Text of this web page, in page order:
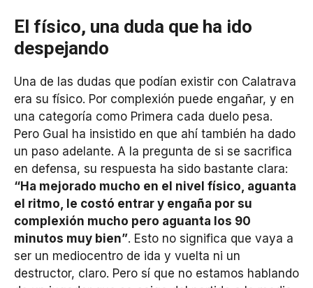
El físico, una duda que ha ido
despejando
Una de las dudas que podían existir con Calatrava
era su físico. Por complexión puede engañar, y en
una categoría como Primera cada duelo pesa.
Pero Gual ha insistido en que ahí también ha dado
un paso adelante. A la pregunta de si se sacrifica
en defensa, su respuesta ha sido bastante clara:
“Ha mejorado mucho en el nivel físico, aguanta
el ritmo, le costó entrar y engaña por su
complexión mucho pero aguanta los 90
minutos muy bien”. Esto no significa que vaya a
ser un mediocentro de ida y vuelta ni un
destructor, claro. Pero sí que no estamos hablando